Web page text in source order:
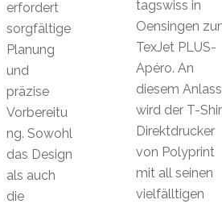
tagswiss in
Oensingen
TexJet PLUS-
Apéro. An
diesem Anlass
wird der T-
Direktdrucker
von Polyprint
mit all seinen
vielfälltigen
erfordert
sorgfältige
Planung
und
präzise
Vorbereitu
ng. Sowohl
das Design
als auch
die